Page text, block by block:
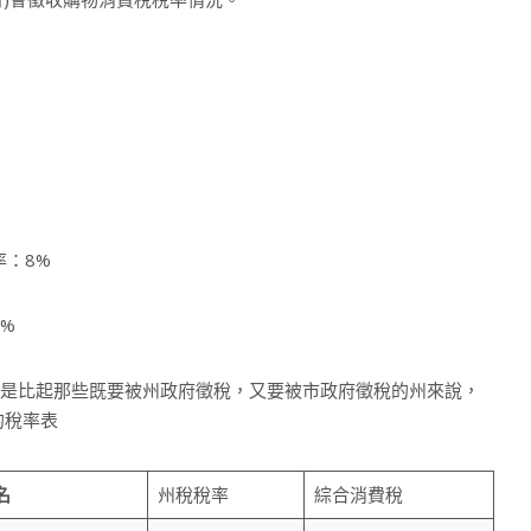
8%
起那些既要被州政府徵稅，又要被市政府徵稅的州來說，
率表
州稅稅率
綜合消費稅